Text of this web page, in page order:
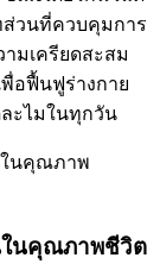
ส่วนที่ควบคุมการ
มเครียดสะสม
อฟื้นฟูร่างกาย
ละไมในทุกวัน
ในคุณภาพชีวิต